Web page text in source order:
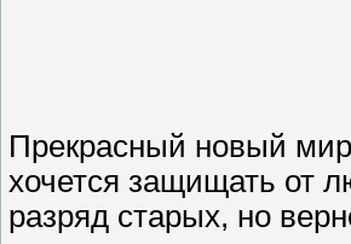
Прекрасный новый
хочется защищать от
разряд старых, но